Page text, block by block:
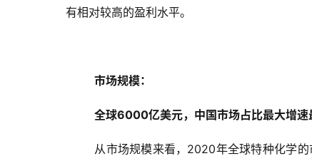
有相对较高的盈利水平。
市场规模：
全球6000亿美元，中国市场占比最大增速
从市场规模来看，2020年全球特种化学